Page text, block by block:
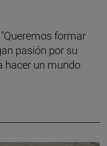
formar
pasión por su
hacer un mundo